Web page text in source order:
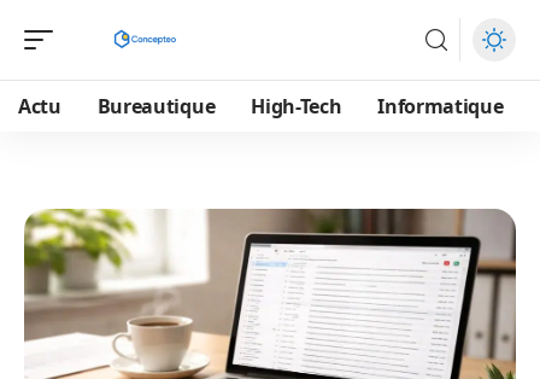
Actu Bureautique High-Tech Informatique